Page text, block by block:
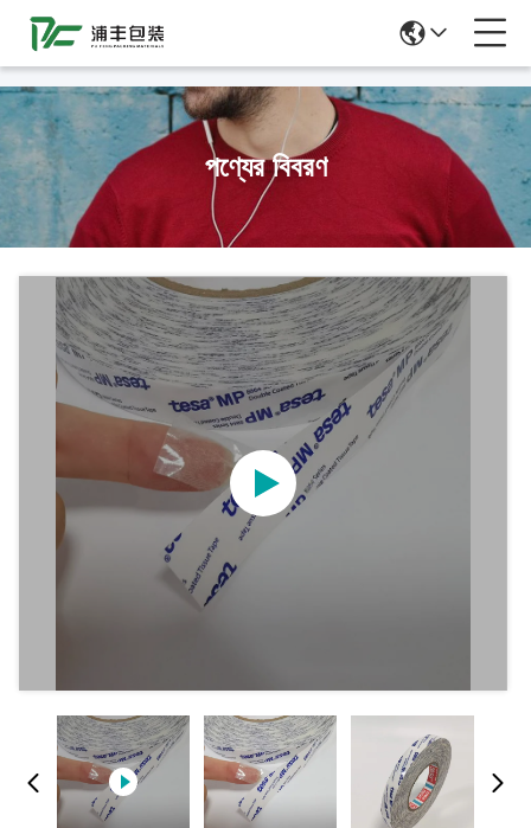
পণ্যের বিবরণ